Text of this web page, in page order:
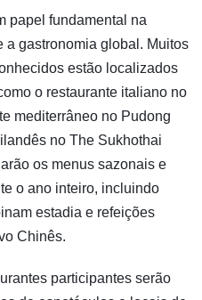
papel fundamental na
a gastronomia global. Muitos
estão localizados
o restaurante italiano no
mediterrâneo no Pudong
no The Sukhothai
os menus sazonais e
o ano inteiro, incluindo
estadia e refeições
Chinês.
participantes serão